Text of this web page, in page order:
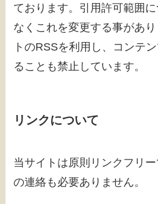
ております。引用許可範囲
なくこれを変更する事があ
トのRSSを利用し、コンテ
ることも禁止しています。
リンクについて
当サイトは原則リンクフリ
の連絡も必要ありません。